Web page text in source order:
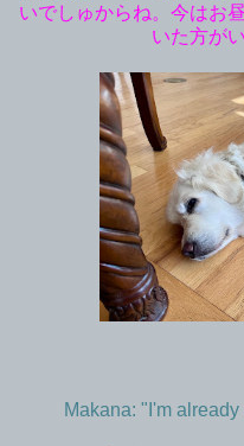
いでしゅからね。今はお
いた方が
Makana: "I'm